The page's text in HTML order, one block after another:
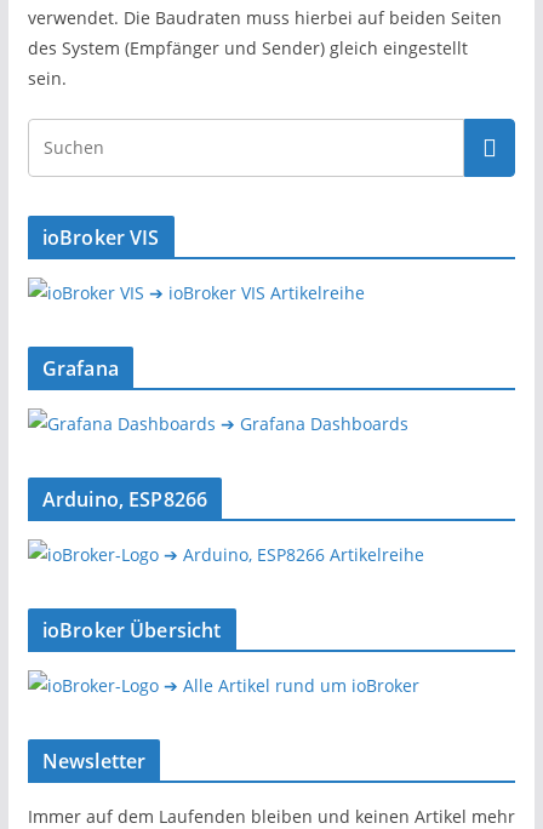
verwendet. Die Baudraten muss hierbei auf beiden Seiten
des System (Empfänger und Sender) gleich eingestellt
sein.
ioBroker VIS
➔ ioBroker VIS Artikelreihe
Grafana
➔ Grafana Dashboards
Arduino, ESP8266
➔ Arduino, ESP8266 Artikelreihe
ioBroker Übersicht
➔ Alle Artikel rund um ioBroker
Newsletter
Immer auf dem Laufenden bleiben und keinen Artikel mehr